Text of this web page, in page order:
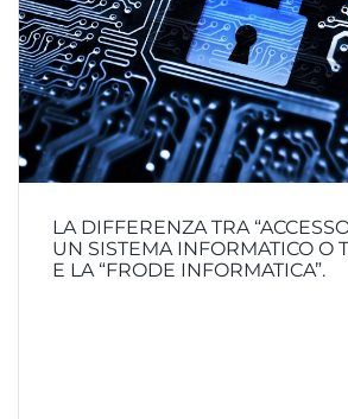
LA DIFFERENZA TRA
UN SISTEMA INFORMATICO O
E LA “FRODE INFORMATICA”.